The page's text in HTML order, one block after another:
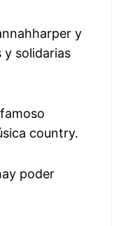
y
y solidarias
country.
poder